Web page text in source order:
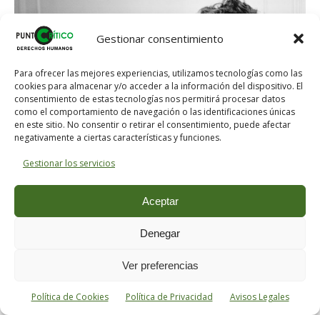
Gestionar consentimiento
Para ofrecer las mejores experiencias, utilizamos tecnologías como las
cookies para almacenar y/o acceder a la información del dispositivo. El
consentimiento de estas tecnologías nos permitirá procesar datos
como el comportamiento de navegación o las identificaciones únicas
en este sitio. No consentir o retirar el consentimiento, puede afectar
negativamente a ciertas características y funciones.
Gestionar los servicios
Aceptar
Denegar
Ver preferencias
Política de Cookies Política de Privacidad Avisos Legales
CAPÍTULO III: LABOR
En este capítulo se critica a Karl Marx. Tengo
que tantos escritores, que anteriormente